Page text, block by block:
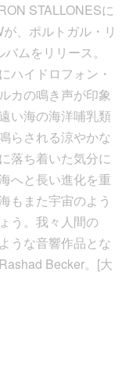
STALLONESに
、ポルトガル・リ
ムをリリース。
ハイドロフォン・
カの鳴き声が印象
い海の海洋哺乳類
らされる涼やかな
落ち着いた気分に
へと長い進化を重
もまた宇宙のよう
う。我々人間の
うな音響作品とな
Becker。[大